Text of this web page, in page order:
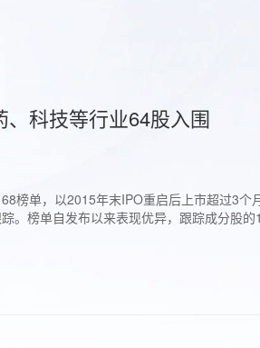
科技等行业64股入围
榜单，以2015年末IPO重启后上市超过3
。榜单自发布以来表现优异，跟踪成分股